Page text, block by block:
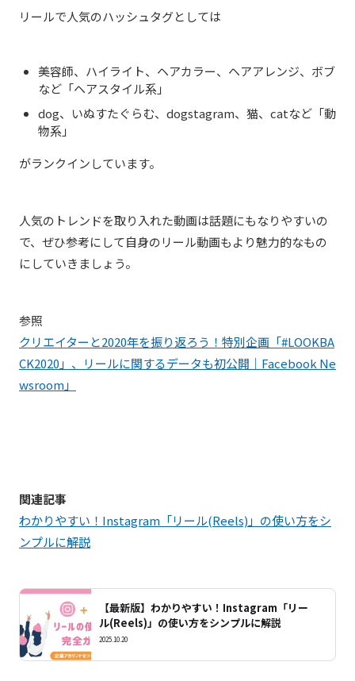
リールで人気のハッシュタグとしては
美容師、ハイライト、ヘアカラー、ヘアアレンジ、ボブ
など「ヘアスタイル系」
dog、いぬすたぐらむ、dogstagram、猫、catなど「動
物系」
がランクインしています。
人気のトレンドを取り入れた動画は話題にもなりやすいの
で、ぜひ参考にして自身のリール動画もより魅力的なもの
にしていきましょう。
参照
クリエイターと2020年を振り返ろう！特別企画「#LOOKBA
CK2020」、リールに関するデータも初公開｜Facebook Ne
wsroom」
関連記事
わかりやすい！Instagram「リール(Reels)」の使い方をシ
ンプルに解説
【最新版】わかりやすい！Instagram「リー
ル(Reels)」の使い方をシンプルに解説
2025.10.20